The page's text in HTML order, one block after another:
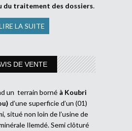
du traitement des dossiers.
LA SUITE
DE VENTE
un terrain borné à Koubri
d’une superficie d’un (01)
situé non loin de l’usine de
Ilemdé. Semi clôturé